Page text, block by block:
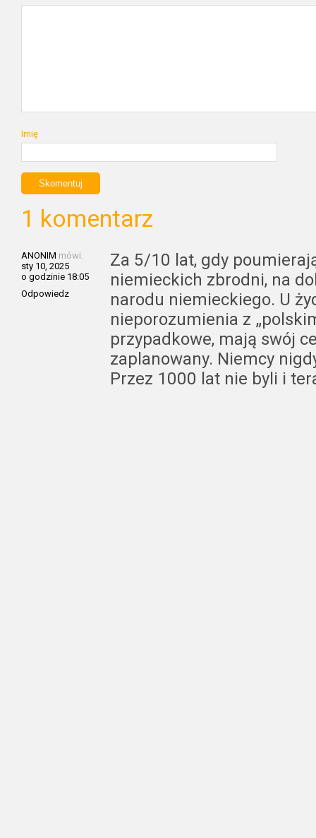
Imię
1 komentarz
ANONIM mówi:
sty 10, 2025
o godzinie 18:05
Odpowiedz
Za 5/10 lat, gdy
niemieckich zbrodni, na
narodu niemieckiego. U
nieporozumienia z
przypadkowe, mają swój
zaplanowany. Niemcy
Przez 1000 lat nie byli i